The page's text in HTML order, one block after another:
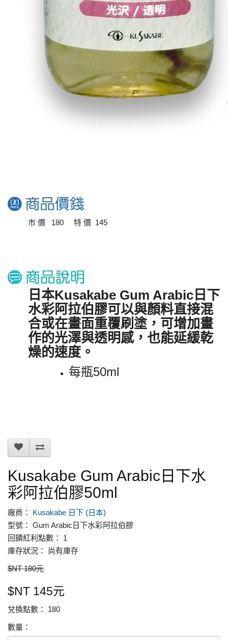
市 價 180 特 價 145
日本Kusakabe Gum Arabic日下
水彩阿拉伯膠可以與顏料直接混
合或在畫面重覆刷塗，可增加畫
作的光澤與透明感，也能延緩乾
燥的速度。
每瓶50ml
Kusakabe Gum Arabic日下水
彩阿拉伯膠50ml
廠商： Kusakabe 日下 (日本)
型號： Gum Arabic日下水彩阿拉伯膠
回饋紅利點數： 1
庫存狀況： 尚有庫存
$NT 180元
$NT 145元
兌換點數： 180
數量：